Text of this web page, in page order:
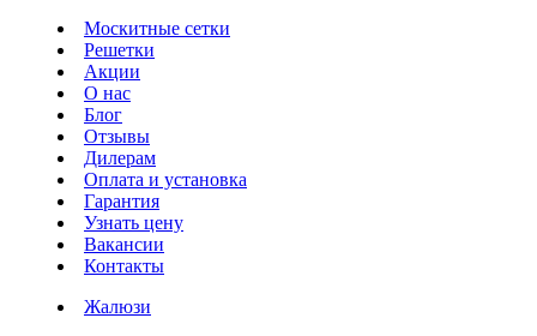
Москитные сетки
Решетки
Акции
О нас
Блог
Отзывы
Дилерам
Оплата и установка
Гарантия
Узнать цену
Вакансии
Контакты
Жалюзи